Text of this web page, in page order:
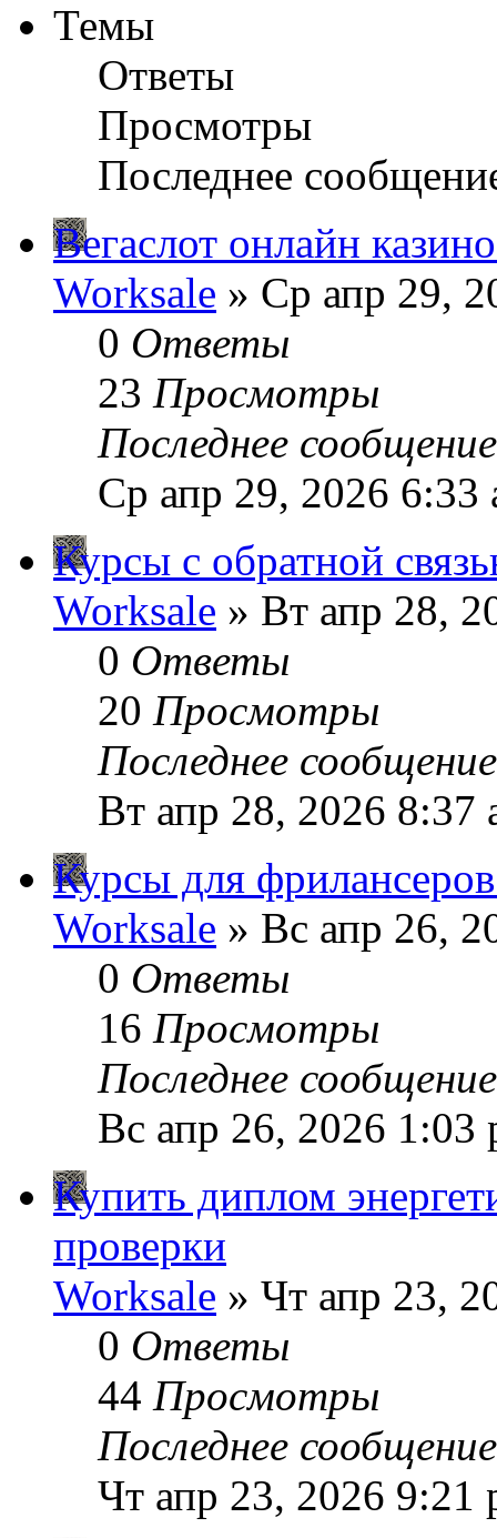
Темы
Ответы
Просмотры
Последнее
Вегаслот онлайн
Worksale » Ср апр 29,
0 Ответы
23 Просмотры
Последнее
Ср апр 29, 2026 6:33
Курсы с обратной
Worksale » Вт апр 28,
0 Ответы
20 Просмотры
Последнее
Вт апр 28, 2026 8:37
Курсы для
Worksale » Вс апр 26,
0 Ответы
16 Просмотры
Последнее
Вс апр 26, 2026 1:03
Купить диплом
проверки
Worksale » Чт апр 23,
0 Ответы
44 Просмотры
Последнее
Чт апр 23, 2026 9:21